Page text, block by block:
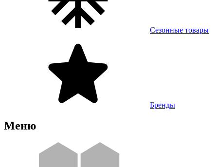
Сезонные товары
Бренды
Меню